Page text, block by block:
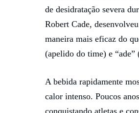
de desidratação severa
Robert Cade,
maneira mais eficaz do
(apelido do time) e
A bebida rapidamente
calor intenso. Poucos
conquistando atletas e